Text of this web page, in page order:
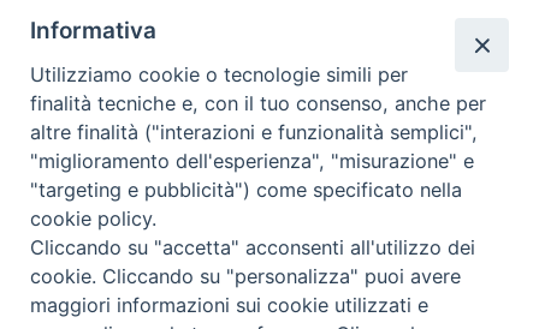
Agenda del vescovo
Privacy Policy Trasparenza
Termini e Condizioni
Informativa per il trattamento dei dati personali
Informativa
Utilizziamo cookie o tecnologie simili per
finalità tecniche e, con il tuo consenso, anche per
altre finalità ("interazioni e funzionalità semplici",
"miglioramento dell'esperienza", "misurazione" e
"targeting e pubblicità") come specificato nella
cookie policy.
Cliccando su "accetta" acconsenti all'utilizzo dei
cookie. Cliccando su "personalizza" puoi avere
maggiori informazioni sui cookie utilizzati e